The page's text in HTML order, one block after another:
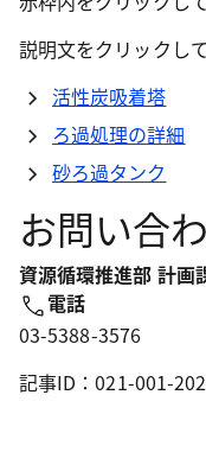
説明文をクリックし
活性炭吸着塔
ろ過処理の詳細
砂ろ過タンク
お問い合
資源循環推進部 計画
電話
03-5388-3576
記事ID：021-001-